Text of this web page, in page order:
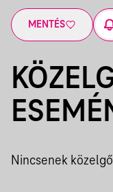
MENTÉS
Nincsenek